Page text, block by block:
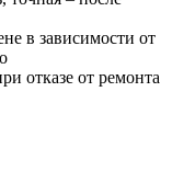
в зависимости от
отказе от ремонта